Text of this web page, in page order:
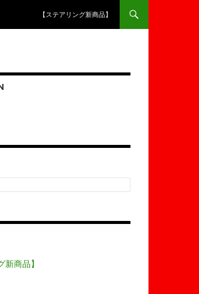
【ステアリング新商品】
新商品】